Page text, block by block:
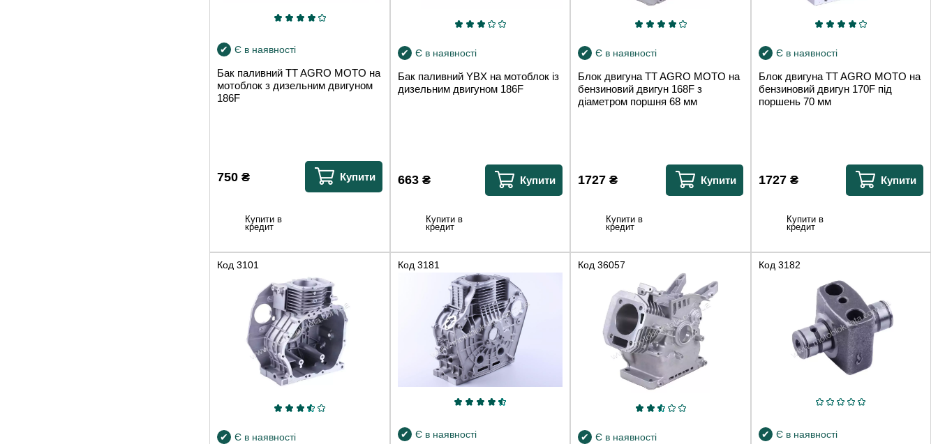
Є в наявності
Бак паливний TT AGRO MOTO на
мотоблок з дизельним двигуном
186F
750 ₴ Купити
Купити в
кредит
Є в наявності
Бак паливний YBX на мотоблок із
дизельним двигуном 186F
663₴ Купити
Купити в
кредит
Є в наявності
Блок двигуна TT AGRO MOTO на
бензиновий двигун 168F з
діаметром поршня 68 мм
1727 ₴ Купити
Купити в
кредит
Є в наявності
Блок двигуна TT AGRO MOTO на
бензиновий двигун 170F під
поршень 70 мм
1727₴ Купити
Купити в
кредит
Код 3101
Є в наявності
Код 3181
Є в наявності
Код 36057
Є в наявності
Код 3182
Є в наявності